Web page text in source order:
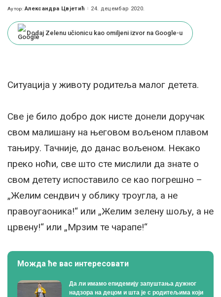
Posted
Аутор: Александра Цвјетић 24. децембар 2020.
Dodaj Zelenu učionicu kao omiljeni izvor na Google-u
Ситуација у животу родитеља малог детета.
Све је било добро док нисте донели доручак
свом малишану на његовом вољеном плавом
тањиру. Тачније, до данас вољеном. Некако
преко ноћи, све што сте мислили да знате о
свом детету испоставило се као погрешно –
„Желим сендвич у облику троугла, а не
правоугаоника!“ или „Желим зелену шољу, а не
црвену!“ или „Мрзим те чарапе!“
Можда ће вас интересовати
Да ли имамо епидемију запуштања дужног
надзора на децом и шта је с родитељима који